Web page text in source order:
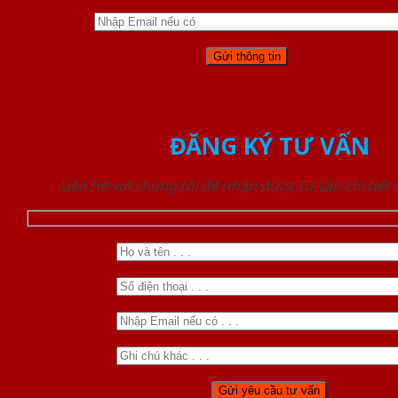
ĐĂNG KÝ TƯ VẤN
Liên hệ với chúng tôi để nhận được tư vấn chi tiết